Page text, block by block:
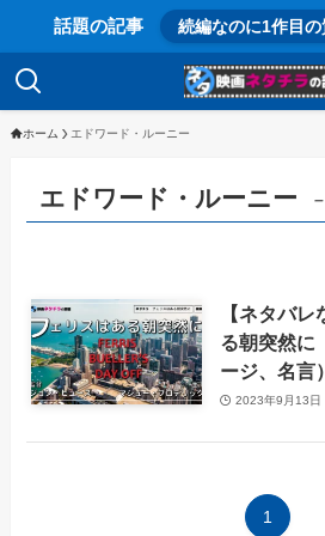
話題の記事 続編なのに1作目
ホーム エドワード・ルーニー
エドワード・ルーニー
【ネタバ
る朝突然に
ージ、名言）
2023年9月13日
1